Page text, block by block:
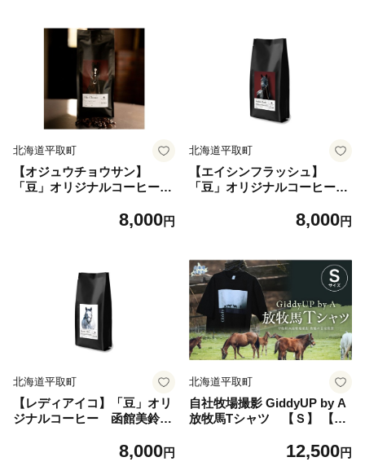
北海道平取町
【オジュウチョウサン】
「豆」オリジナルコーヒー
るさと納税 人気 おすすめ ラ
道 平取町 送料無料】 BRTV0
8,000円
北海道平取町
【エイシンフラッシュ】
「豆」オリジナルコーヒー
るさと納税 人気 おすすめ ラ
ズ 珈琲 コーヒー豆 日高 北海
道 平取町 送料無料】 BRTV0
51-2
8,000円
北海道平取町
【レディアイコ】「豆」オリ
ジナルコーヒー 函館美鈴コ
人気 おすすめ ランキング 馬
8,000円
北海道平取町
自社牧場撮影 GiddyUP by A
放牧馬Tシャツ 【Ｓ】 【ふ
ンキング 競馬 競走馬 引退馬
12,500円